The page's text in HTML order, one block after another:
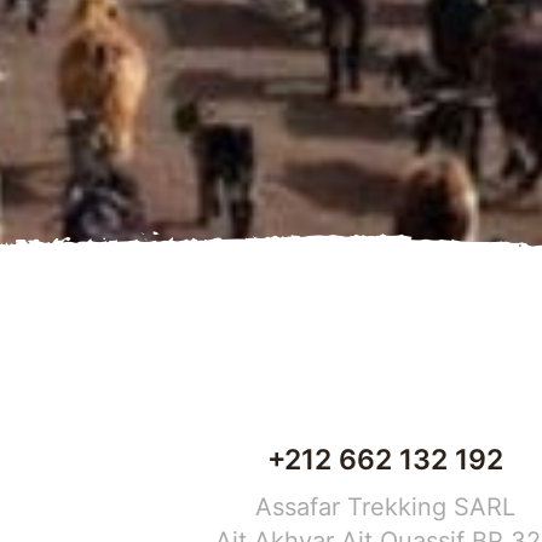
+212 662 132 192
Assafar Trekking SARL